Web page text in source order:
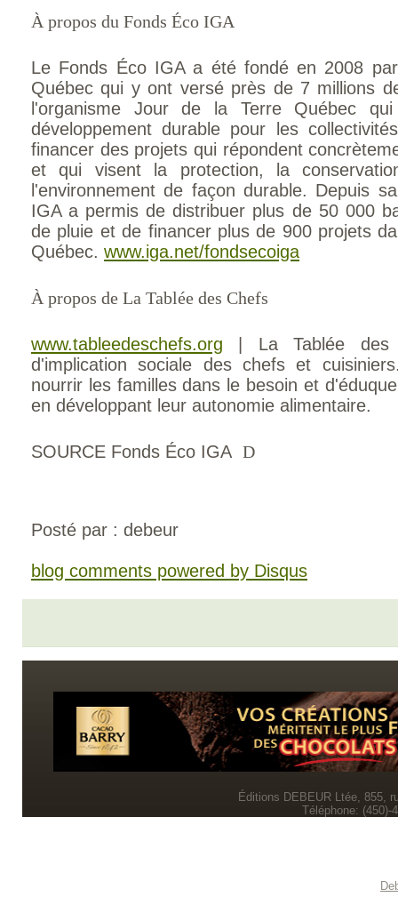
À propos du Fonds Éco IGA
Le Fonds Éco IGA a été fondé en 2008
Québec qui y ont versé près de 7 millions
l'organisme Jour de la Terre Québec
développement durable pour les
financer des projets qui répondent
et qui visent la protection, la
l'environnement de façon durable. Depuis
IGA a permis de distribuer plus de 50 000
de pluie et de financer plus de 900 projets
Québec. www.iga.net/fondsecoiga
À propos de La Tablée des Chefs
www.tableedeschefs.org | La Tablée des
d'implication sociale des chefs et
nourrir les familles dans le besoin et
en développant leur autonomie alimentaire.
SOURCE Fonds Éco IGA D
Posté par : debeur
blog comments powered by Disqus
Éditions DEBEUR Ltée, 855,
Téléphone: (450)-